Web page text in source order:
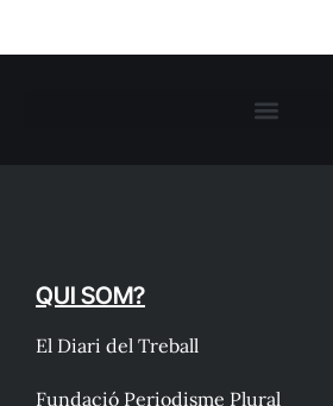
QUI SOM?
El Diari del Treball
Fundació Periodisme Plural